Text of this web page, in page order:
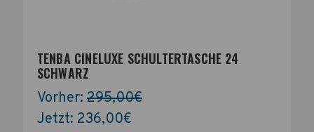
TENBA CINELUXE SCHULTERTASCHE 24
SCHWARZ
Vorher: 295,00€
Jetzt: 236,00€